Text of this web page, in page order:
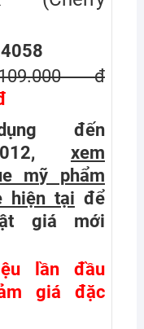
đ
đến
xem
mỹ phẩm
hiện tại để
giá mới
lần đầu
giá đặc